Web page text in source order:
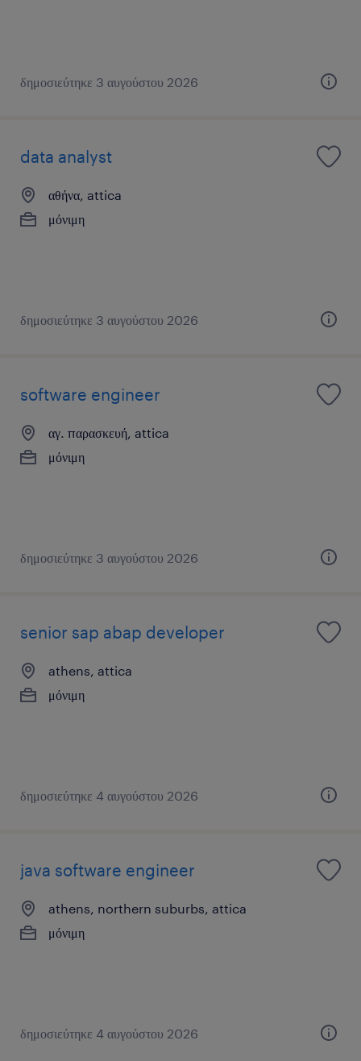
δημοσιεύτηκε 3 αυγούστου 2026
data analyst
αθήνα, attica
μόνιμη
δημοσιεύτηκε 3 αυγούστου 2026
software engineer
αγ. παρασκευή, attica
μόνιμη
δημοσιεύτηκε 3 αυγούστου 2026
senior sap abap developer
athens, attica
μόνιμη
δημοσιεύτηκε 4 αυγούστου 2026
java software engineer
athens, northern suburbs, attica
μόνιμη
δημοσιεύτηκε 4 αυγούστου 2026